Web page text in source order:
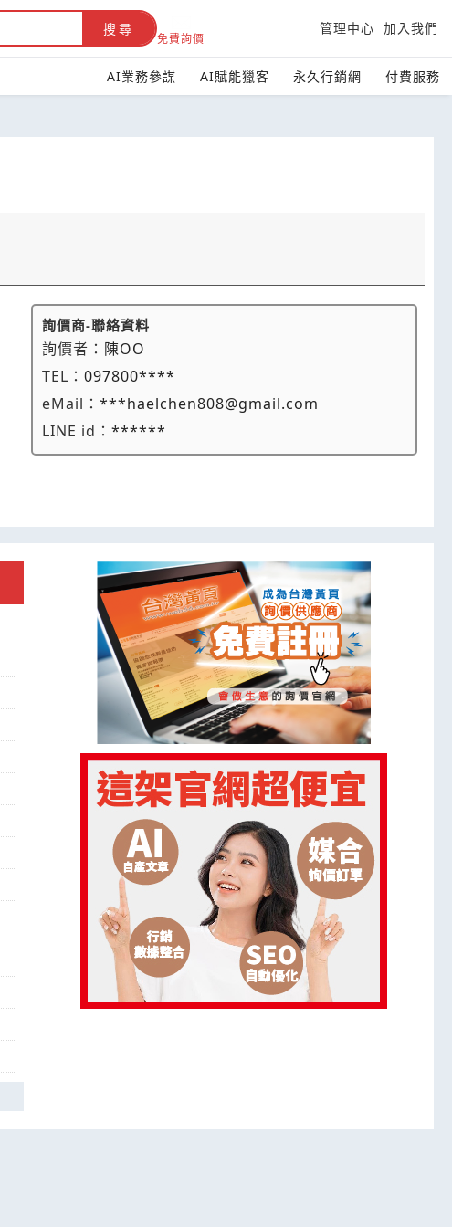
搜尋
免費詢價
管理中心 加入我們
AI業務參謀 AI賦能獵客 永久行銷網 付費服務
詢價商-聯絡資料
詢價者： 陳OO
TEL：097800****
eMail：***haelchen808@gmail.com
LINE id：******